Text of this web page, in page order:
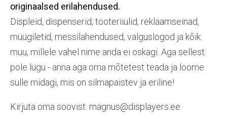
originaalsed erilahendused.
Displeid, dispenserid, tooteriiulid, reklaamseinad,
müügiletid, messilahendused, valguslogod ja kõik
muu, millele vahel nime anda ei oskagi. Aga sellest
pole lugu - anna aga oma mõtetest teada ja loome
sulle midagi, mis on silmapaistev ja eriline!
Kirjuta oma soovist: magnus@displayers.ee